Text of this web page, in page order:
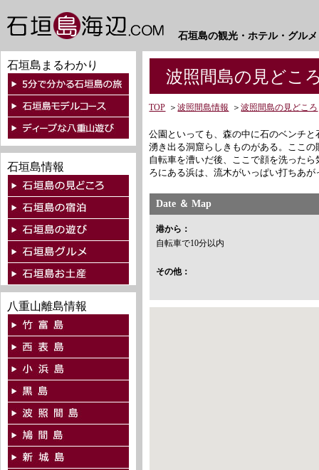
石垣島の観光・ホテル・グル
石垣島まるわかり
石垣島情報
八重山離島情報
波照間島の見どこ
TOP ＞波照間島情報 ＞波照間島の見どころ
公園といっても、森の中に石のベンチ
湧き出る洞窟らしきものがある。ここ
自転車を漕いだ後、ここで顔を洗った
ろにある浜は、流木がいっぱい打ちあが
Date ＆ Map
港から：
自転車で10分以内
その他：